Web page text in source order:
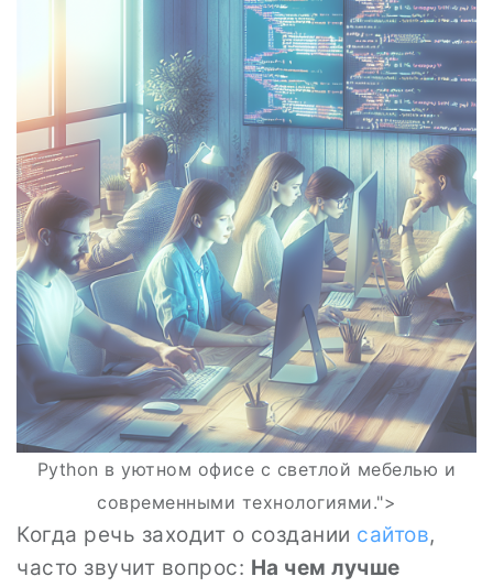
Python в уютном офисе с светлой мебелью и
современными технологиями.">
Когда речь заходит о создании сайтов,
часто звучит вопрос: На чем лучше